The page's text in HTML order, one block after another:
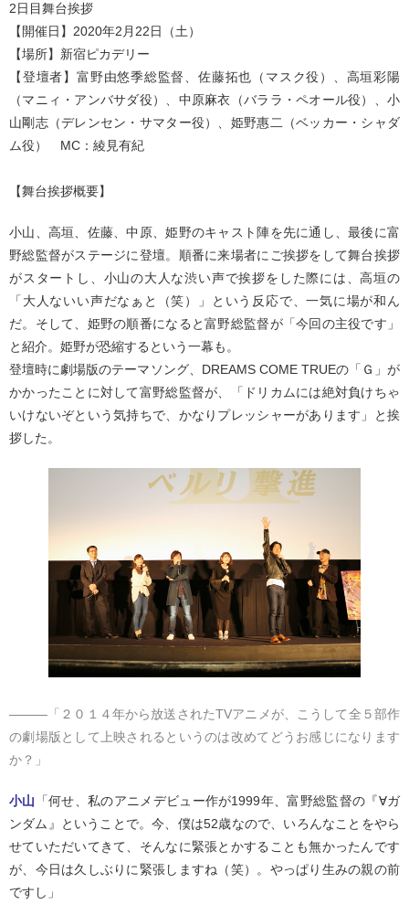
2日目舞台挨拶
【開催日】2020年2月22日（土）
【場所】新宿ピカデリー
【登壇者】富野由悠季総監督、佐藤拓也（マスク役）、高垣彩陽
（マニィ・アンバサダ役）、中原麻衣（バララ・ペオール役）、小
山剛志（デレンセン・サマター役）、姫野惠二（ベッカー・シャダ
ム役） MC：綾見有紀
【舞台挨拶概要】
小山、高垣、佐藤、中原、姫野のキャスト陣を先に通し、最後に富
野総監督がステージに登壇。順番に来場者にご挨拶をして舞台挨拶
がスタートし、小山の大人な渋い声で挨拶をした際には、高垣の
「大人ないい声だなぁと（笑）」という反応で、一気に場が和ん
だ。そして、姫野の順番になると富野総監督が「今回の主役です」
と紹介。姫野が恐縮するという一幕も。
登壇時に劇場版のテーマソング、DREAMS COME TRUEの「Ｇ」が
かかったことに対して富野総監督が、「ドリカムには絶対負けちゃ
いけないぞという気持ちで、かなりプレッシャーがあります」と挨
拶した。
―――「２０１４年から放送されたTVアニメが、こうして全５部作
の劇場版として上映されるというのは改めてどうお感じになります
か？」
小山
「何せ、私のアニメデビュー作が1999年、富野総監督の『∀ガ
ンダム』ということで。今、僕は52歳なので、いろんなことをやら
せていただいてきて、そんなに緊張とかすることも無かったんです
が、今日は久しぶりに緊張しますね（笑）。やっぱり生みの親の前
ですし」